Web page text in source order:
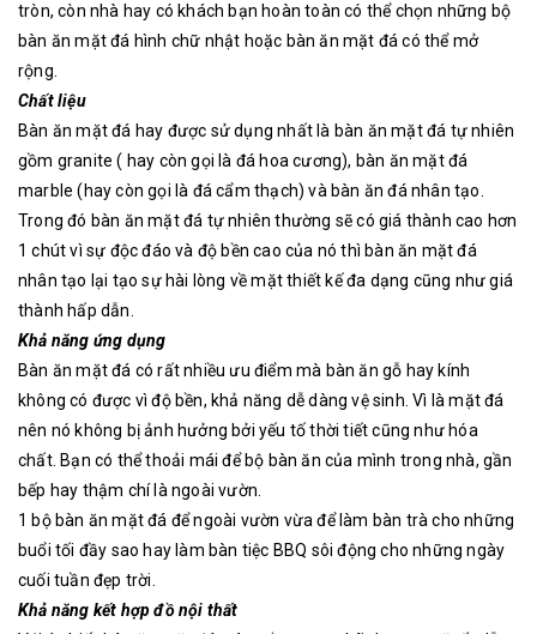
tròn, còn nhà hay có khách bạn hoàn toàn có thể chọn những bộ
bàn ăn mặt đá hình chữ nhật hoặc bàn ăn mặt đá có thể mở
rộng.
Chất liệu
Bàn ăn mặt đá hay được sử dụng nhất là bàn ăn mặt đá tự nhiên
gồm granite ( hay còn gọi là đá hoa cương), bàn ăn mặt đá
marble (hay còn gọi là đá cẩm thạch) và bàn ăn đá nhân tạo.
Trong đó bàn ăn mặt đá tự nhiên thường sẽ có giá thành cao hơn
1 chút vì sự độc đáo và độ bền cao của nó thì bàn ăn mặt đá
nhân tạo lại tạo sự hài lòng về mặt thiết kế đa dạng cũng như giá
thành hấp dẫn.
Khả năng ứng dụng
Bàn ăn mặt đá có rất nhiều ưu điểm mà bàn ăn gỗ hay kính
không có được vì độ bền, khả năng dễ dàng vệ sinh. Vì là mặt đá
nên nó không bị ảnh hưởng bởi yếu tố thời tiết cũng như hóa
chất. Bạn có thể thoải mái để bộ bàn ăn của mình trong nhà, gần
bếp hay thậm chí là ngoài vườn.
1 bộ bàn ăn mặt đá để ngoài vườn vừa để làm bàn trà cho những
buổi tối đầy sao hay làm bàn tiệc BBQ sôi động cho những ngày
cuối tuần đẹp trời.
Khả năng kết hợp đồ nội thất